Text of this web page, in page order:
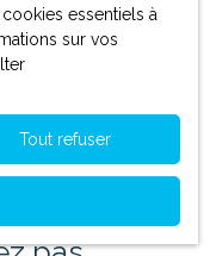
essentiels à
sur vos
Tout refuser